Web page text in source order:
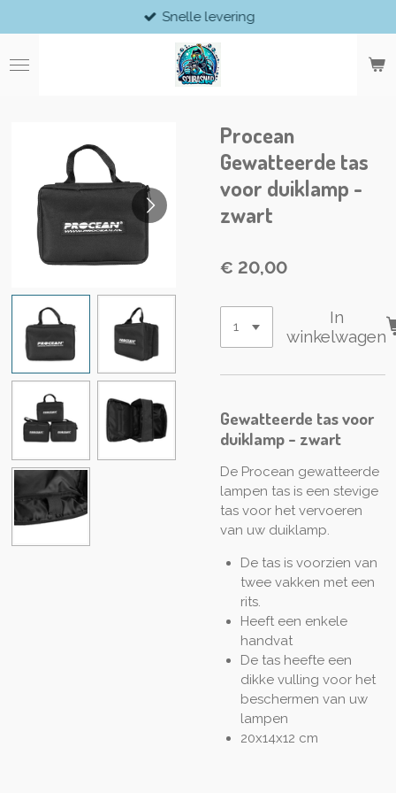
direct
naar
de
Snelle levering
Procean
Gewatteerde tas
voor duiklamp -
zwart
€ 20,00
In
winkelwagen
Gewatteerde tas voor
duiklamp - zwart
De Procean gewatteerde
lampen tas is een stevige
tas voor het vervoeren
van uw duiklamp.
De tas is voorzien van
twee vakken met een
rits.
Heeft een enkele
handvat
De tas heefte een
dikke vulling voor het
beschermen van uw
lampen
20x14x12 cm